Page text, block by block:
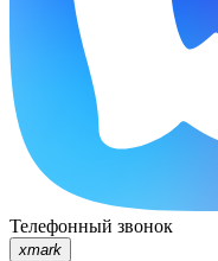
Телефонный звонок
xmark